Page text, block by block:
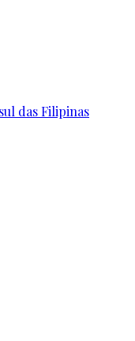
das Filipinas